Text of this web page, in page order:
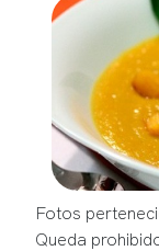
Fotos
Queda